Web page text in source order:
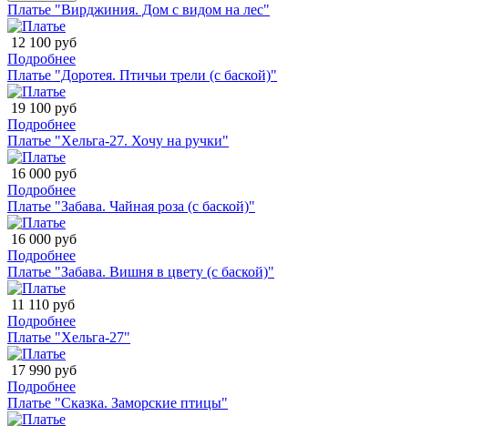
Платье "Вирджиния. Дом с видом на лес"
12 100 руб
Подробнее
Платье "Доротея. Птичьи трели (с баской)"
19 100 руб
Подробнее
Платье "Хельга-27. Хочу на ручки"
16 000 руб
Подробнее
Платье "Забава. Чайная роза (с баской)"
16 000 руб
Подробнее
Платье "Забава. Вишня в цвету (с баской)"
11 110 руб
Подробнее
Платье "Хельга-27"
17 990 руб
Подробнее
Платье "Сказка. Заморские птицы"